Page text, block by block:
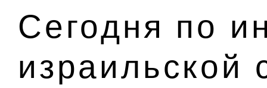
Сегодня по
израильской